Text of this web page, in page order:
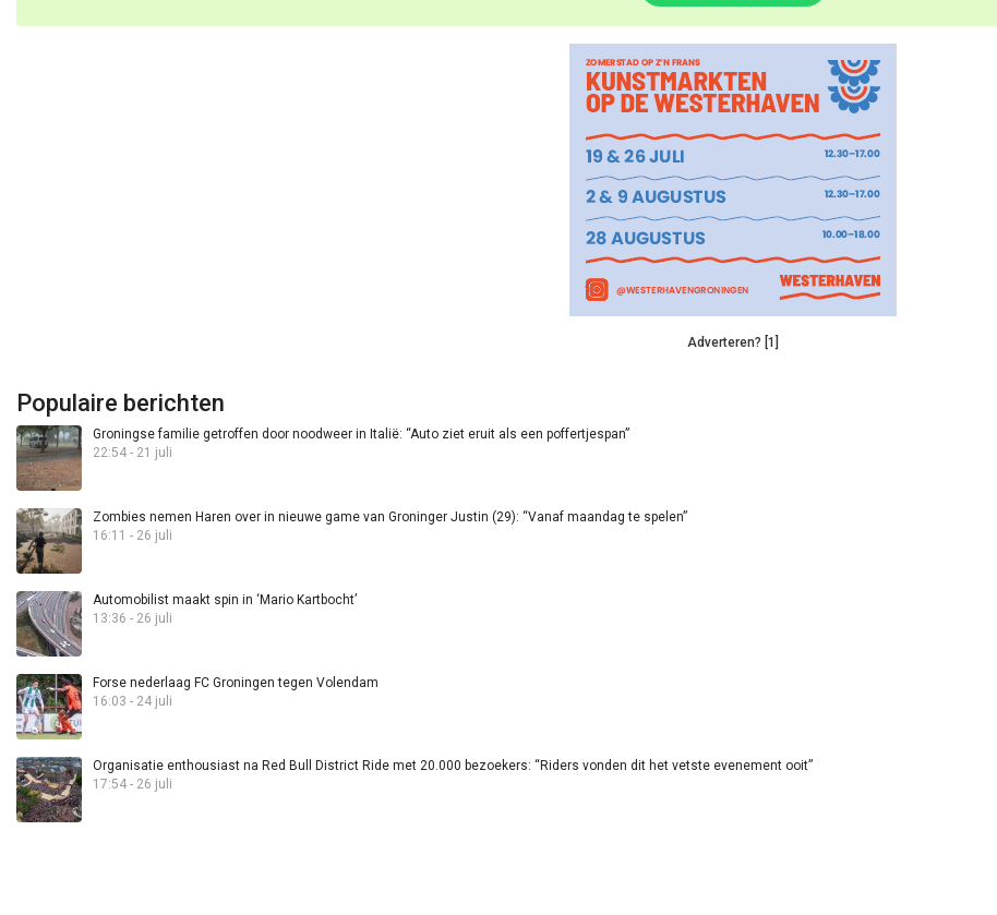
Adverteren? [1]
Populaire berichten
Groningse familie getroffen door noodweer in Italië: “Auto ziet eruit als een poffertjespan”
22:54 - 21 juli
Zombies nemen Haren over in nieuwe game van Groninger Justin (29): “Vanaf maandag te spelen”
16:11 - 26 juli
Automobilist maakt spin in ‘Mario Kartbocht’
13:36 - 26 juli
Forse nederlaag FC Groningen tegen Volendam
16:03 - 24 juli
Organisatie enthousiast na Red Bull District Ride met 20.000 bezoekers: “Riders vonden dit het vetste evenement ooit”
17:54 - 26 juli